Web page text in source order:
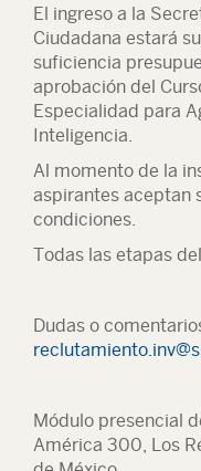
El ingreso a la
Ciudadana estará
suficiencia
aprobación del
Especialidad para
Inteligencia.
Al momento de la
aspirantes aceptan
condiciones.
Todas las etapas
Dudas o
Módulo presencial
América 300, Los